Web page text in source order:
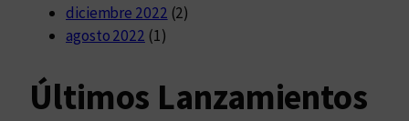
diciembre 2022 (2)
agosto 2022 (1)
Últimos Lanzamientos